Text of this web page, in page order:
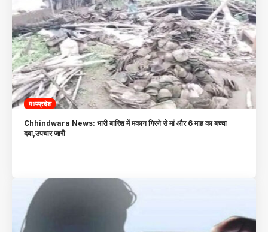
मध्यप्रदेश
Chhindwara News: भारी बारिश में मकान गिरने से मां और 6 माह का बच्चा
दबा,उपचार जारी